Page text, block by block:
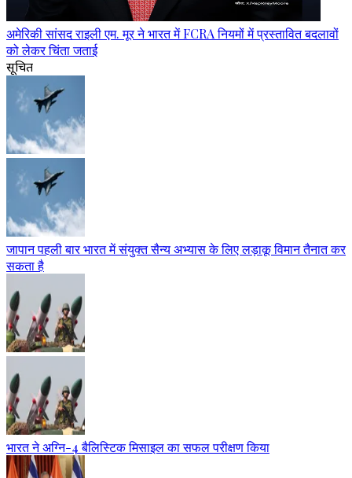
अमेरिकी सांसद राइली एम. मूर ने भारत में FCRA नियमों में प्रस्तावित बदलावों
को लेकर चिंता जताई
सूचित
जापान पहली बार भारत में संयुक्त सैन्य अभ्यास के लिए लड़ाकू विमान तैनात कर
सकता है
भारत ने अग्नि-4 बैलिस्टिक मिसाइल का सफल परीक्षण किया